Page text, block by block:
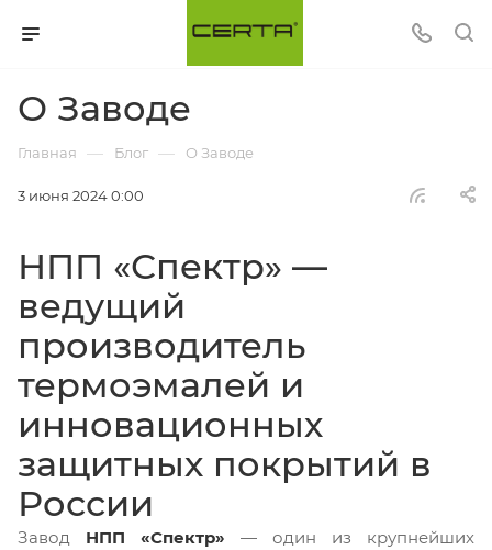
О Заводе
Главная — Блог — О Заводе
3 июня 2024 0:00
НПП «Спектр» —
ведущий
производитель
термоэмалей и
инновационных
защитных покрытий в
России
Завод НПП «Спектр» — один из крупнейших